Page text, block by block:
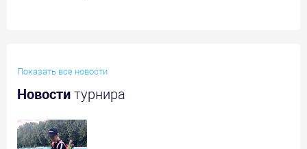
Показать все новости
Новости турнира